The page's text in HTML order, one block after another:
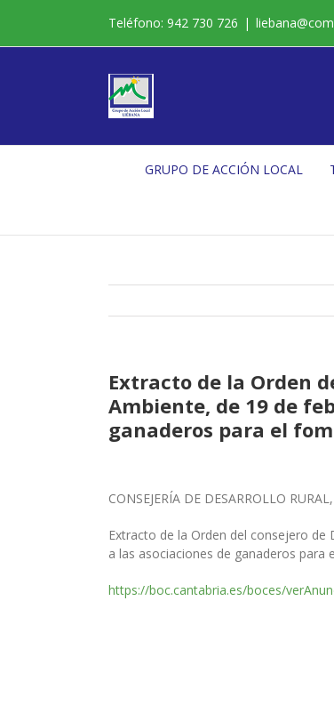
contenido
Teléfono: 942 730 726 |
GRUPO DE ACCIÓN LOCAL
Extracto de la Orden
Ambiente, de 19 de
ganaderos para el
CONSEJERÍA DE DESARROLLO
Extracto de la Orden del consejero de
a las asociaciones de ganaderos
https://boc.cantabria.es/boces/